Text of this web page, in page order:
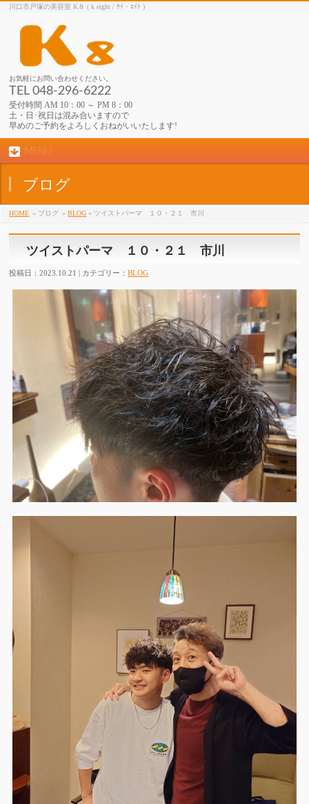
川口市戸塚の美容室 K８ ( k eight / ｹｲ・ｴｲﾄ )
お気軽にお問い合わせください。
TEL 048-296-6222
受付時間 AM 10：00 ～ PM 8：00
土・日･祝日は混み合いますので
早めのご予約をよろしくおねがいいたします!
MENU
ブログ
HOME » ブログ »BLOG » ツイストパーマ １０・２１ 市川
ツイストパーマ １０・２１ 市川
投稿日：2023.10.21 | カテゴリー：BLOG